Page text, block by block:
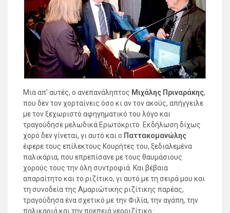
Μια απ’ αυτές, ο ανεπανάληπτος Μιχάλης Πριναράκης,
που δεν τον χορταίνεις όσο κι αν τον ακούς, απήγγειλε
με τον ξεχωριστό αφηγηματικό του λόγο και
τραγούδησε μελωδικά Ερωτόκριτο. Εκδήλωση δίχως
χορό δεν γίνεται, γι αυτό και ο Παττακομανώλης
έφερε τους επίλεκτους Κουρήτες του, ξεδιαλεμένα
παλικάρια, που επρεπίσανε με τους θαυμάσιους
χορούς τους την όλη συντροφιά. Και βέβαια
απαραίτητο και το ριζίτικο, γι αυτό με τη σειρά μου και
τη συνοδεία της Αμαριώτικης ριζίτικης παρέας,
τραγούδησα ένα σχετικό με την Φιλία, την αγάπη, την
παλικαριά και την πρεπειά νεοριζίτικο :